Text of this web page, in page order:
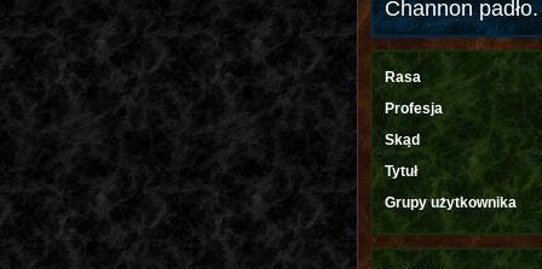
Channon padło.
Rasa
Profesja
Skąd
Tytuł
Grupy użytkownika